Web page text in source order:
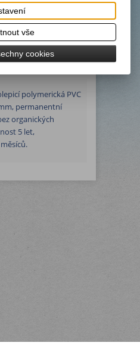
zelená fólie
1,35 m
polymerická PVC
permanentní
organických
5 let,
vše
cookies